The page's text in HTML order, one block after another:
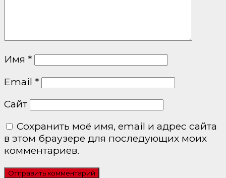
Имя *
Email *
Сайт
Сохранить моё имя, email и адрес сайта
в этом браузере для последующих моих
комментариев.